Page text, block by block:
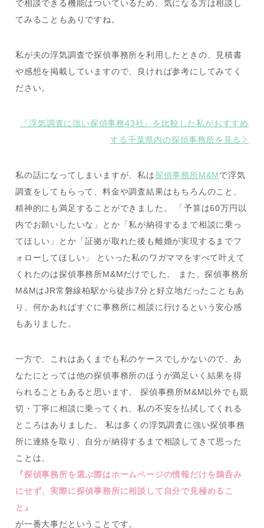
で相談できる機能はついているため、気になる方は相談し
てみることもありですね。
私が夫の浮気調査で探偵事務所を利用したときの、見積書
や感想を掲載していますので、良ければ参考にしてみてく
ださい。
『浮気調査に強い探偵事務43社』を比較した私がおすすめ
する千葉県内の探偵事務所を見る
私の話になってしまいますが、私は探偵事務所M&Mで浮気
調査をしてもらって、料金や調査結果はもちろんのこと、
精神的にも満足することができました。 「予算は60万円以
内でお願いしたいな」とか「私が納得するまで相談に乗っ
てほしい」とか「証拠が取れた後も離婚が実現するまでフ
ォローしてほしい」 といった私のワガママをすべて叶えて
くれたのは探偵事務所M&Mだけでした。 また、探偵事務所
M&MはJR常磐線柏駅から徒歩7分と好立地だったこともあ
り、何かあればすぐに事務所に相談に行けるという安心感
もありました。
一方で、これはあくまでも私のケースでしかないので、あ
なたにとっては他の探偵事務所のほうが満足いく結果を得
られることもあると思います。 探偵事務所M&M以外でも親
切・丁寧に相談に乗ってくれ、私の不安を払拭してくれる
ところはありました。 私は多くの浮気調査に強い探偵事務
所に連絡を取り、自分が納得するまで相談してきて思った
ことは、
『探偵事務所を選ぶ際はホームページの情報だけを鵜呑み
にせず、実際に探偵事務所に相談して自分で見極めるこ
と』
が一番大事だということです。